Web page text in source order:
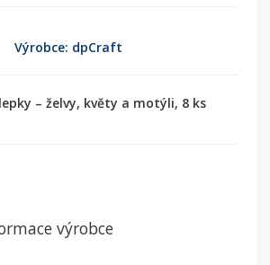
Výrobce: dpCraft
– želvy, květy a motýli, 8 ks
výrobce